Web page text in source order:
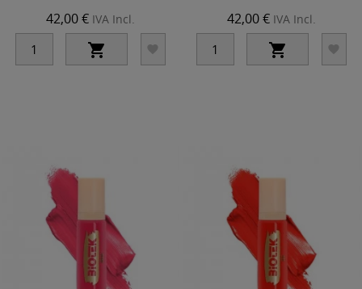
42,00 € IVA Incl.
 
42,00 € IVA Incl.
 